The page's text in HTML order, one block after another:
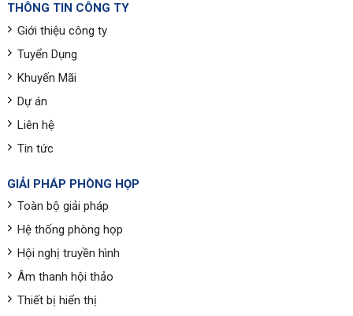
THÔNG TIN CÔNG TY
Giới thiệu công ty
Tuyển Dụng
Khuyến Mãi
Dự án
Liên hệ
Tin tức
GIẢI PHÁP PHÒNG HỌP
Toàn bộ giải pháp
Hệ thống phòng họp
Hội nghị truyền hình
Âm thanh hội thảo
Thiết bị hiển thị